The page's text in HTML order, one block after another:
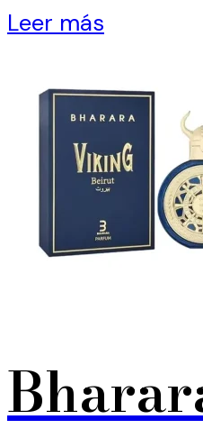
Leer más